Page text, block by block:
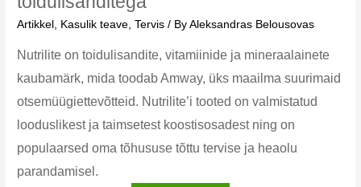
Artikkel , Kasulik teave,Tervis / ByAleksandras Belousovas
Nutrilite on toidulisandite, vitamiinide ja mineraalainete
kaubamärk, mida toodab Amway, üks maailma suurimaid
otsemüügiettevõtteid. Nutrilite’i tooted on valmistatud
looduslikest ja taimsetest koostisosadest ning on
populaarsed oma tõhususe tõttu tervise ja heaolu
parandamisel.